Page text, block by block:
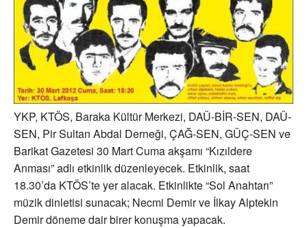
YKP, KTÖS, Baraka Kültür Merkezi, DAÜ-BİR-SEN, DAÜ-
SEN, Pir Sultan Abdal Derneği, ÇAĞ-SEN, GÜÇ-SEN ve
Barikat Gazetesi 30 Mart Cuma akşamı “Kızıldere
Anması” adlı etkinlik düzenleyecek. Etkinlik, saat
18.30’da KTÖS’te yer alacak. Etkinlikte “Sol Anahtarı”
müzik dinletisi sunacak; Necmi Demir ve İlkay Alptekin
Demir döneme dair birer konuşma yapacak.